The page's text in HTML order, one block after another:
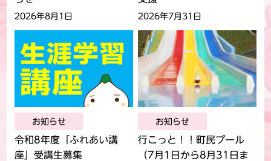
2026年8月1日 2026年7月31日
お知らせ
令和8年度「ふれあい講
座」受講生募集
お知らせ
行こっと！！町民プール
（7月1日から8月31日ま